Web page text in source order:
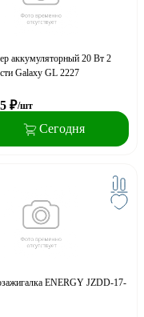
аккумуляторный 20 Вт 2
Galaxy GL 2227
₽/шт
Сегодня
ENERGY JZDD-17-